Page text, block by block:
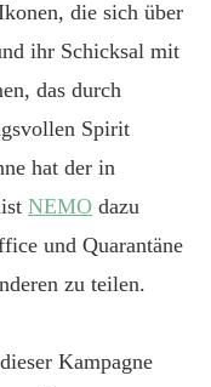
die sich über
ihr Schicksal mit
das durch
Spirit
hat der in
NEMO dazu
und Quarantäne
zu teilen.
Kampagne